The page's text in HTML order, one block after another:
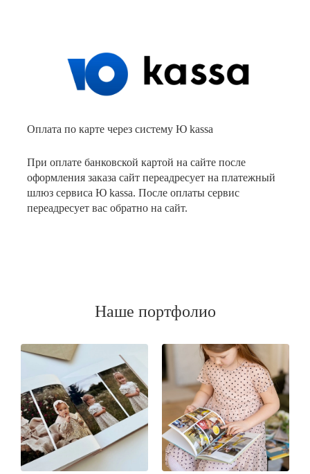
Оплата по карте через систему Ю kassa
При оплате банковской картой на сайте после
оформления заказа сайт переадресует на платежный
шлюз сервиса Ю kassa. После оплаты сервис
переадресует вас обратно на сайт.
Наше портфолио